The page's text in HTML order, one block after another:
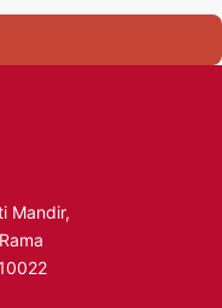
Mandir,